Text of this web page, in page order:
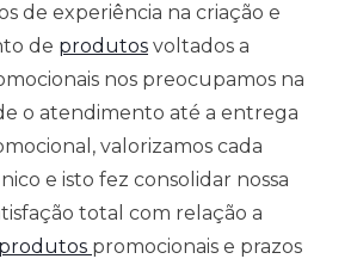
de experiência na criação e
de produtos voltados a
nos preocupamos na
o atendimento até a entrega
valorizamos cada
e isto fez consolidar nossa
total com relação a
produtos promocionais e prazos